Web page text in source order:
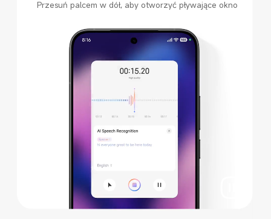
Przesuń palcem w dół, aby otworzyć pływające okno